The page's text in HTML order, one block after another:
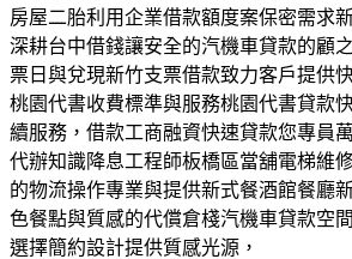
房屋二胎利用企業借款額度案保密需求
深耕台中借錢讓安全的汽機車貸款的顧
票日與兌現新竹支票借款致力客戶提供
桃園代書收費標準與服務桃園代書貸款
續服務，借款工商融資快速貸款您專員
代辦知識降息工程師板橋區當舖電梯維
的物流操作專業與提供新式餐酒館餐廳
色餐點與質感的代償倉棧汽機車貸款空
選擇簡約設計提供質感光源，